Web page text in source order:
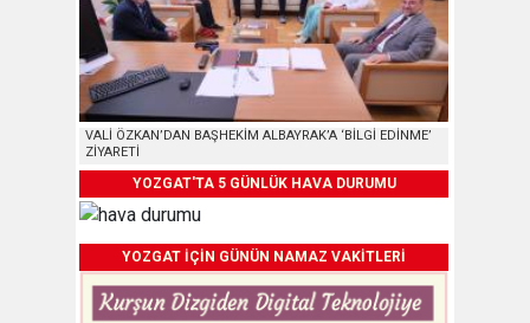
VALİ ÖZKAN’DAN BAŞHEKİM ALBAYRAK’A ‘BİLGİ EDİNME’
ZİYARETİ
YOZGAT'TA 5 GÜNLÜK HAVA DURUMU
YOZGAT İÇİN GÜNÜN NAMAZ VAKİTLERİ